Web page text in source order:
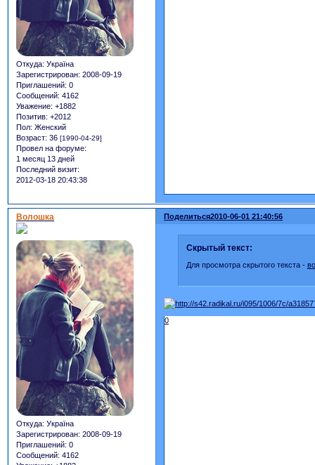
Откуда: Україна
Зарегистрирован: 2008-09-19
Приглашений: 0
Сообщений: 4162
Уважение: +1882
Позитив: +2012
Пол: Женский
Возраст: 36 [1990-04-29]
Провел на форуме:
1 месяц 13 дней
Последний визит:
2012-03-18 20:43:38
Поделиться2010-06-01 21:40:56
Волошка
Откуда: Україна
Зарегистрирован: 2008-09-19
Приглашений: 0
Сообщений: 4162
Скрытый текст:
Для просмотра скрытого текста -
0